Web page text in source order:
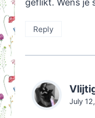
geflikt. Wens je
Reply
July